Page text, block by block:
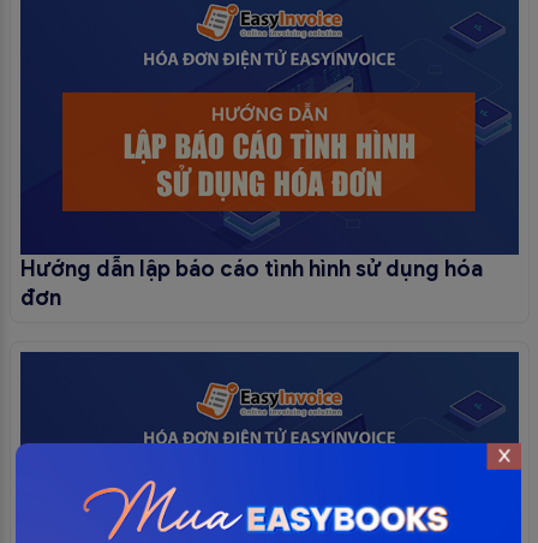
Hướng dẫn lập báo cáo tình hình sử dụng hóa
đơn